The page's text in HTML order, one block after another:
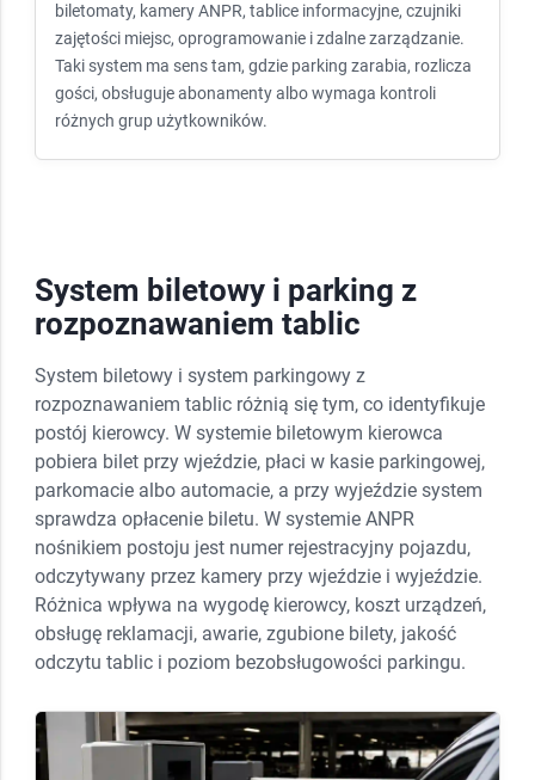
biletomaty, kamery ANPR, tablice informacyjne, czujniki
zajętości miejsc, oprogramowanie i zdalne zarządzanie.
Taki system ma sens tam, gdzie parking zarabia, rozlicza
gości, obsługuje abonamenty albo wymaga kontroli
różnych grup użytkowników.
System biletowy i parking z
rozpoznawaniem tablic
System biletowy i system parkingowy z
rozpoznawaniem tablic różnią się tym, co identyfikuje
postój kierowcy. W systemie biletowym kierowca
pobiera bilet przy wjeździe, płaci w kasie parkingowej,
parkomacie albo automacie, a przy wyjeździe system
sprawdza opłacenie biletu. W systemie ANPR
nośnikiem postoju jest numer rejestracyjny pojazdu,
odczytywany przez kamery przy wjeździe i wyjeździe.
Różnica wpływa na wygodę kierowcy, koszt urządzeń,
obsługę reklamacji, awarie, zgubione bilety, jakość
odczytu tablic i poziom bezobsługowości parkingu.